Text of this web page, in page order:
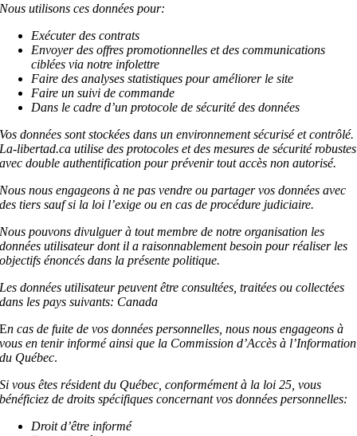
Nous utilisons ces données pour:
Exécuter des contrats
Envoyer des offres promotionnelles et des communications
ciblées via notre infolettre
Faire des analyses statistiques pour améliorer le site
Faire un suivi de commande
Dans le cadre d’un protocole de sécurité des données
Vos données sont stockées dans un environnement sécurisé et contrôlé.
La-libertad.ca utilise des protocoles et des mesures de sécurité robustes
avec double authentification pour prévenir tout accès non autorisé.
Nous nous engageons à ne pas vendre ou partager vos données avec
des tiers sauf si la loi l’exige ou en cas de procédure judiciaire.
Nous pouvons divulguer à tout membre de notre organisation les
données utilisateur dont il a raisonnablement besoin pour réaliser les
objectifs énoncés dans la présente politique.
Les données utilisateur peuvent être consultées, traitées ou collectées
dans les pays suivants: Canada
En cas de fuite de vos données personnelles, nous nous engageons à
vous en tenir informé ainsi que la Commission d’Accès à l’Information
du Québec.
Si vous êtes résident du Québec, conformément à la loi 25, vous
bénéficiez de droits spécifiques concernant vos données personnelles:
Droit d’être informé